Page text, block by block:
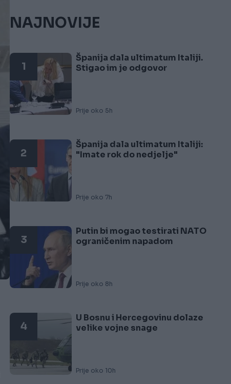
NAJNOVIJE
1
Španija dala ultimatum Italiji.
Stigao im je odgovor
Prije oko 5h
2
Španija dala ultimatum Italiji:
"Imate rok do nedjelje"
Prije oko 7h
3
Putin bi mogao testirati NATO
ograničenim napadom
Prije oko 8h
4
U Bosnu i Hercegovinu dolaze
velike vojne snage
Prije oko 10h